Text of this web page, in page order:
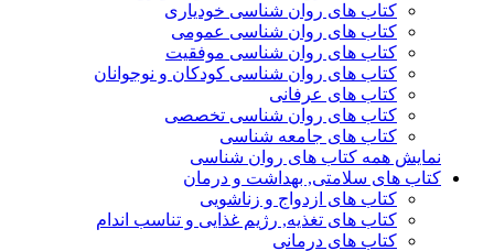
کتاب های روان شناسی خودیاری
کتاب های روان شناسی عمومی
کتاب های روان شناسی موفقیت
کتاب های روان شناسی کودکان و نوجوانان
کتاب های عرفانی
کتاب های روان شناسی تخصصی
کتاب های جامعه شناسی
نمایش همه کتاب های روان شناسی
کتاب های سلامتی, بهداشت و درمان
کتاب های ازدواج و زناشویی
کتاب های تغذیه, رژیم غذایی و تناسب اندام
کتاب های درمانی